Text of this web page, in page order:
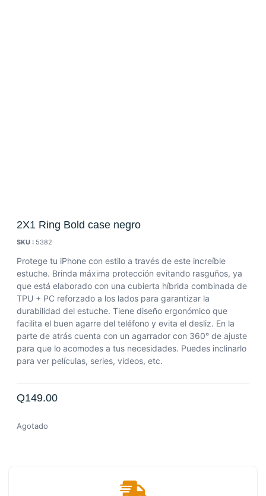
2X1 Ring Bold case negro
SKU : 5382
Protege tu iPhone con estilo a través de este increíble
estuche. Brinda máxima protección evitando rasguños, ya
que está elaborado con una cubierta híbrida combinada de
TPU + PC reforzado a los lados para garantizar la
durabilidad del estuche. Tiene diseño ergonómico que
facilita el buen agarre del teléfono y evita el desliz. En la
parte de atrás cuenta con un agarrador con 360° de ajuste
para que lo acomodes a tus necesidades. Puedes inclinarlo
para ver películas, series, videos, etc.
Q149.00
Agotado